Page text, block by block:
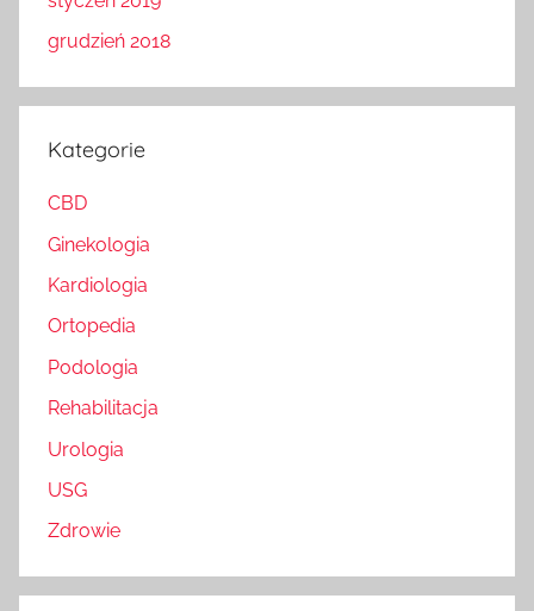
grudzień 2018
Kategorie
CBD
Ginekologia
Kardiologia
Ortopedia
Podologia
Rehabilitacja
Urologia
USG
Zdrowie